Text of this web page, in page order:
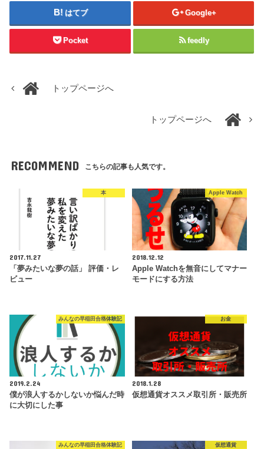
はてブ Google+
Pocket feedly
トップページへ
トップページへ
RECOMMEND こちらの記事も人気です。
本
2017.11.27
「夢みたいな夢の話」 評価・レ
ビュー
Apple Watch
2018.12.12
Apple Watchを無音にしてマナー
モードにする方法
みんなの早稲田合格体験記
2019.2.24
僕が浪人するかしないか悩んだ時
に大切にした事
お金
2018.1.28
仮想通貨オススメ取引所・販売所
みんなの早稲田合格体験記 仮想通貨